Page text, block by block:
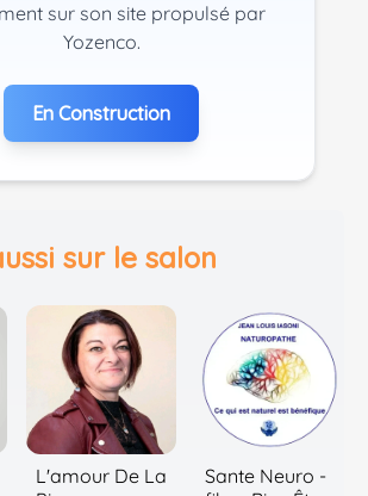
sur son site propulsé par
Yozenco.
En Construction
sur le salon
L'amour De La
Sante Neuro -